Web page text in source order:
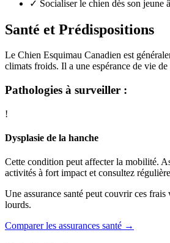
✓ Socialiser le chien dès son jeune
Santé et Prédispositions
Le Chien Esquimau Canadien est
climats froids. Il a une espérance de vie de
Pathologies à surveiller :
!
Dysplasie de la hanche
Cette condition peut affecter la mobilité.
activités à fort impact et consultez
Une assurance santé peut couvrir ces frais
lourds.
Comparer les assurances santé →